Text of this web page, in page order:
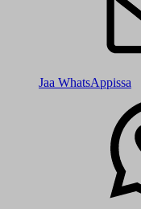
Jaa WhatsAppissa